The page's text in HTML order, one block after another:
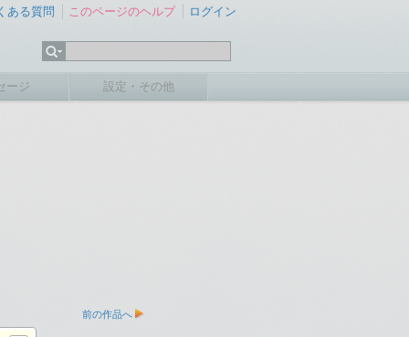
ある質問 このページのヘルプ ログイン
ージ 設定・その他
前の作品へ